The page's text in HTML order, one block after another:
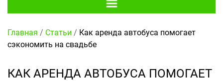
Главная / Статьи / Как аренда автобуса помогает
сэкономить на свадьбе
КАК АРЕНДА АВТОБУСА ПОМОГАЕТ